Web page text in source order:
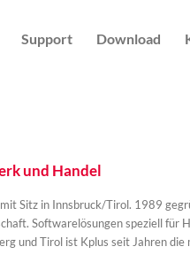
Support Download
und Handel
Sitz in Innsbruck/Tirol. 1989
Softwarelösungen speziell für
und Tirol ist Kplus seit Jahren